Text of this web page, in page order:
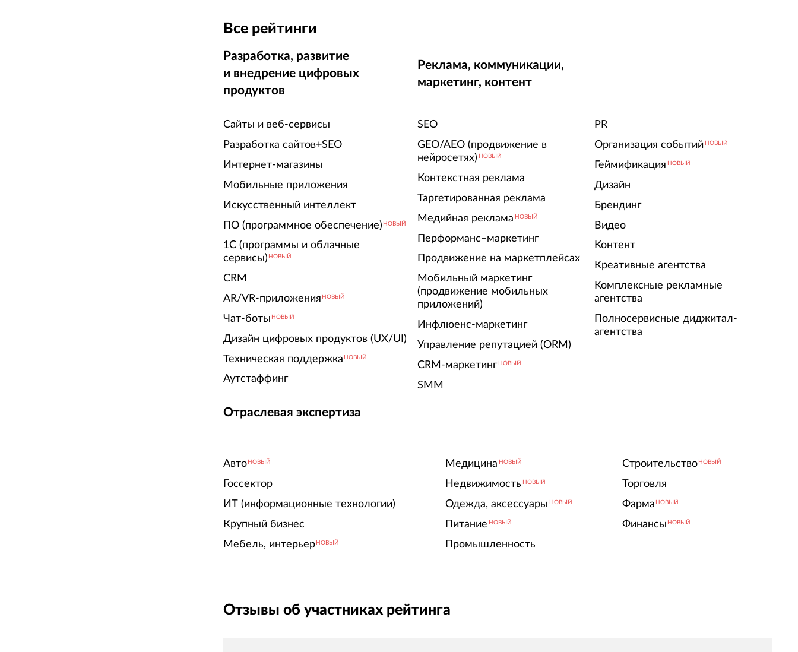
Все рейтинги
Разработка, развитие
и внедрение цифровых
продуктов
Сайты и веб-сервисы
Разработка сайтов+SEO
Интернет-магазины
Мобильные приложения
Искусственный интеллект
ПО (программное обеспечение) НОВЫЙ
1С (программы и облачные
сервисы) НОВЫЙ
CRM
AR/VR-приложения НОВЫЙ
Чат-боты НОВЫЙ
Дизайн цифровых продуктов (UX/UI)
Техническая поддержка НОВЫЙ
Аутстаффинг
Реклама, коммуникации,
маркетинг, контент
SEO
GEO/AEO (продвижение в
нейросетях) НОВЫЙ
Контекстная реклама
Таргетированная реклама
Медийная реклама НОВЫЙ
Перформанс–маркетинг
Продвижение на маркетплейсах
Мобильный маркетинг
(продвижение мобильных
приложений)
Инфлюенс-маркетинг
Управление репутацией (ORM)
CRM-маркетинг НОВЫЙ
SMM
PR
Организация событий НОВЫЙ
Геймификация НОВЫЙ
Дизайн
Брендинг
Видео
Контент
Креативные агентства
Комплексные рекламные
агентства
Полносервисные диджитал-
агентства
Отраслевая экспертиза
Авто НОВЫЙ
Госсектор
ИТ (информационные технологии)
Крупный бизнес
Мебель, интерьер НОВЫЙ
Медицина НОВЫЙ
Недвижимость НОВЫЙ
Одежда, аксессуары НОВЫЙ
Питание НОВЫЙ
Промышленность
Строительство НОВЫЙ
Торговля
Фарма НОВЫЙ
Финансы НОВЫЙ
Отзывы об участниках рейтинга